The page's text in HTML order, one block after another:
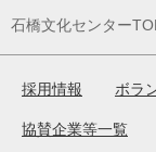
石橋文化センター
採用情報 ボラ
協賛企業等一覧